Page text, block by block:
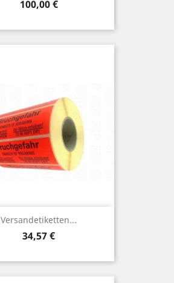
Preis
100,00 €
Versandetiketten...
Preis
34,57 €